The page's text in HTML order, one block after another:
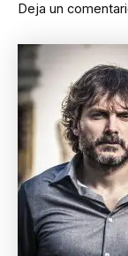
Deja un